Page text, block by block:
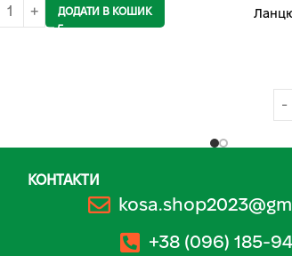
ДОДАТИ В КОШИК
КОНТАКТИ
+38 (096) 185-